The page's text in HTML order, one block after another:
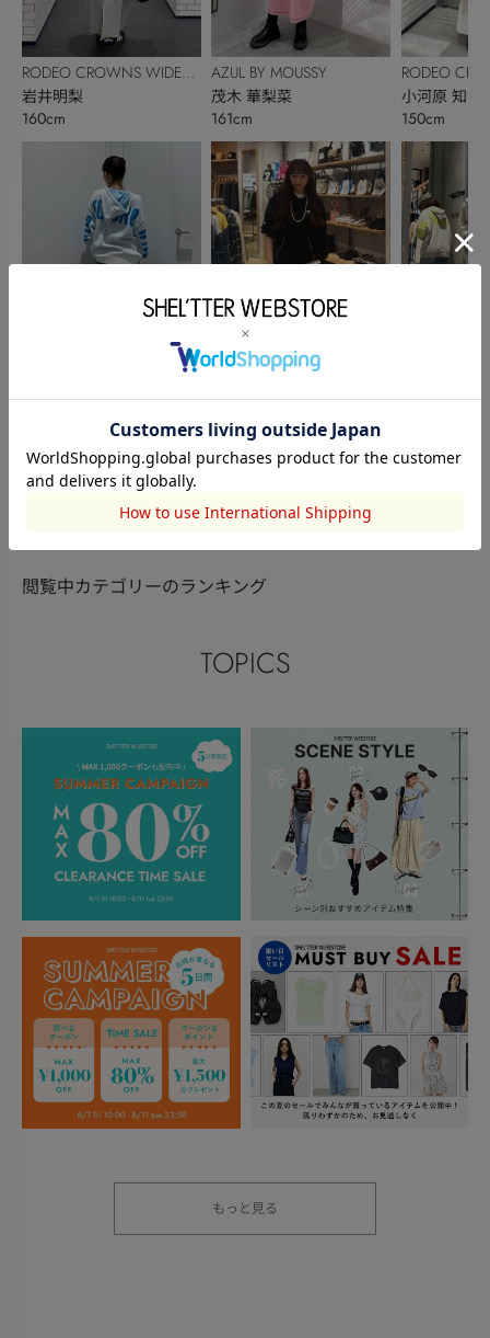
RODEO CROWNS WIDE
BOWL
岩井明梨
160cm
RODEO CROWNS WIDE
AZUL BY MOUSSY
茂木 華梨菜
161cm
RODEO CROWNS WIDE
BOWL
SARA
163cm
RODEO
BOWL
小河原 知沙
150cm
RODEO
このアイテムを見た人がチェックしている商品
閲覧中カテゴリーのランキング
TOPICS
もっと見る